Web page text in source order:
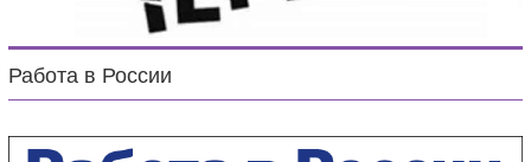
Работа в России